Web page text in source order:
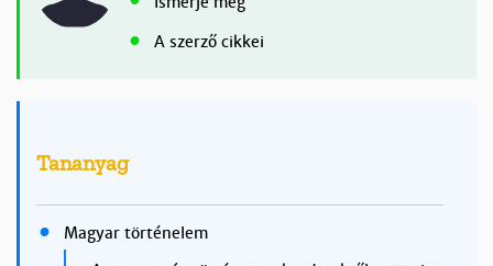
A szerző cikkei
Tananyag
Magyar történelem